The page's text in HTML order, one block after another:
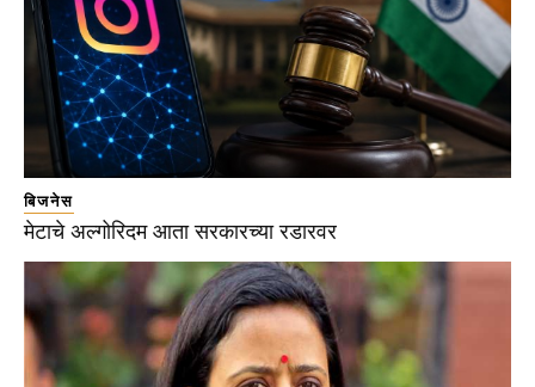
बिजनेस
मेटाचे अल्गोरिदम आता सरकारच्या रडारवर